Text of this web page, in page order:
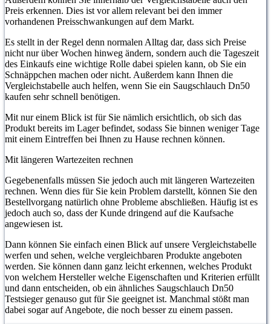
Preis erkennen. Dies ist vor allem relevant bei den immer
vorhandenen Preisschwankungen auf dem Markt.
Es stellt in der Regel denn normalen Alltag dar, dass sich Preise
nicht nur über Wochen hinweg ändern, sondern auch die Tageszeit
des Einkaufs eine wichtige Rolle dabei spielen kann, ob Sie ein
Schnäppchen machen oder nicht. Außerdem kann Ihnen die
Vergleichstabelle auch helfen, wenn Sie ein Saugschlauch Dn50
kaufen sehr schnell benötigen.
Mit nur einem Blick ist für Sie nämlich ersichtlich, ob sich das
Produkt bereits im Lager befindet, sodass Sie binnen weniger Tage
mit einem Eintreffen bei Ihnen zu Hause rechnen können.
Mit längeren Wartezeiten rechnen
Gegebenenfalls müssen Sie jedoch auch mit längeren Wartezeiten
rechnen. Wenn dies für Sie kein Problem darstellt, können Sie den
Bestellvorgang natürlich ohne Probleme abschließen. Häufig ist es
jedoch auch so, dass der Kunde dringend auf die Kaufsache
angewiesen ist.
Dann können Sie einfach einen Blick auf unsere Vergleichstabelle
werfen und sehen, welche vergleichbaren Produkte angeboten
werden. Sie können dann ganz leicht erkennen, welches Produkt
von welchem Hersteller welche Eigenschaften und Kriterien erfüllt
und dann entscheiden, ob ein ähnliches Saugschlauch Dn50
Testsieger genauso gut für Sie geeignet ist. Manchmal stößt man
dabei sogar auf Angebote, die noch besser zu einem passen.